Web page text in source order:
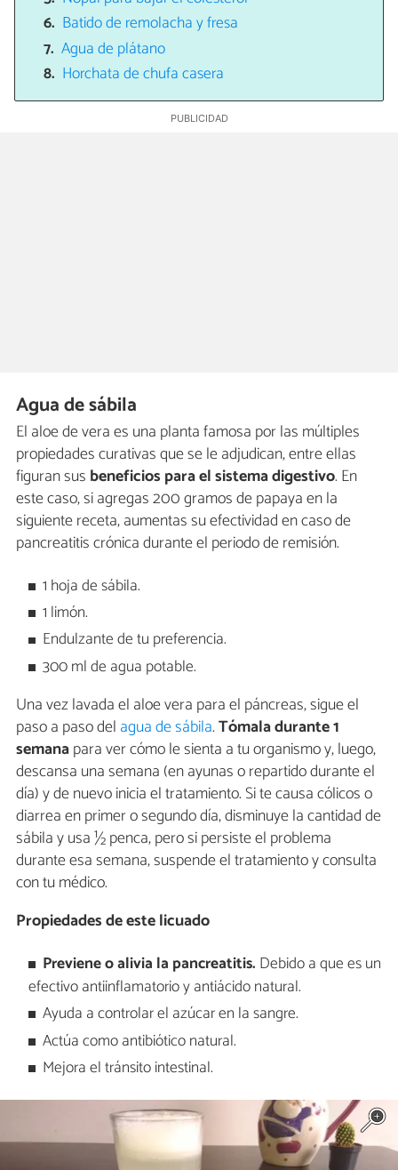
Batido de remolacha y fresa
Agua de plátano
Horchata de chufa casera
Agua de sábila
El aloe de vera es una planta famosa por las múltiples
propiedades curativas que se le adjudican, entre ellas
figuran sus beneficios para el sistema digestivo. En
este caso, si agregas 200 gramos de papaya en la
siguiente receta, aumentas su efectividad en caso de
pancreatitis crónica durante el periodo de remisión.
1 hoja de sábila.
1 limón.
Endulzante de tu preferencia.
300 ml de agua potable.
Una vez lavada el aloe vera para el páncreas, sigue el
paso a paso del agua de sábila.Tómala durante 1
semanapara ver cómo le sienta a tu organismo y, luego,
descansa una semana (en ayunas o repartido durante el
día) y de nuevo inicia el tratamiento. Si te causa cólicos o
diarrea en primer o segundo día, disminuye la cantidad de
sábila y usa ½ penca, pero si persiste el problema
durante esa semana, suspende el tratamiento y consulta
con tu médico.
Propiedades de este licuado
Previene o alivia la pancreatitis. Debido a que es un
efectivo antiinflamatorio y antiácido natural.
Ayuda a controlar el azúcar en la sangre.
Actúa como antibiótico natural.
Mejora el tránsito intestinal.